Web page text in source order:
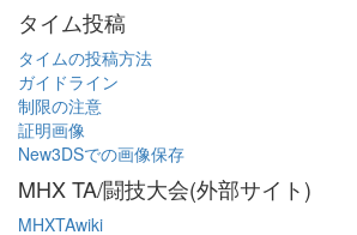
タイム投稿
タイムの投稿方法
ガイドライン
制限の注意
証明画像
New3DSでの画像保存
MHX TA/闘技大会(外部サイト)
MHXTAwiki